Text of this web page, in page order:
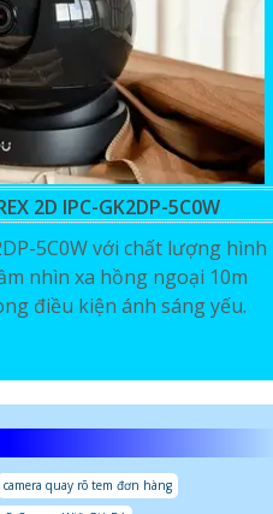
2D IPC-GK2DP-5C0W
5C0W với chất lượng hình
nhìn xa hồng ngoại 10m
điều kiện ánh sáng yếu.
camera quay rõ tem đơn hàng